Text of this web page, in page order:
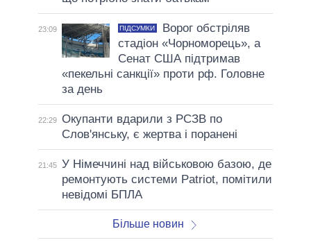
23:09 ПІДСУМКИ
Ворог обстріляв
стадіон «Чорноморець», а
Сенат США підтримав
«пекельні санкції» проти рф. Головне
за день
22:29 Окупанти вдарили з РСЗВ по
Слов'янську, є жертва і поранені
21:45 У Німеччині над військовою базою, де
ремонтують системи Patriot, помітили
невідомі БПЛА
Більше новин